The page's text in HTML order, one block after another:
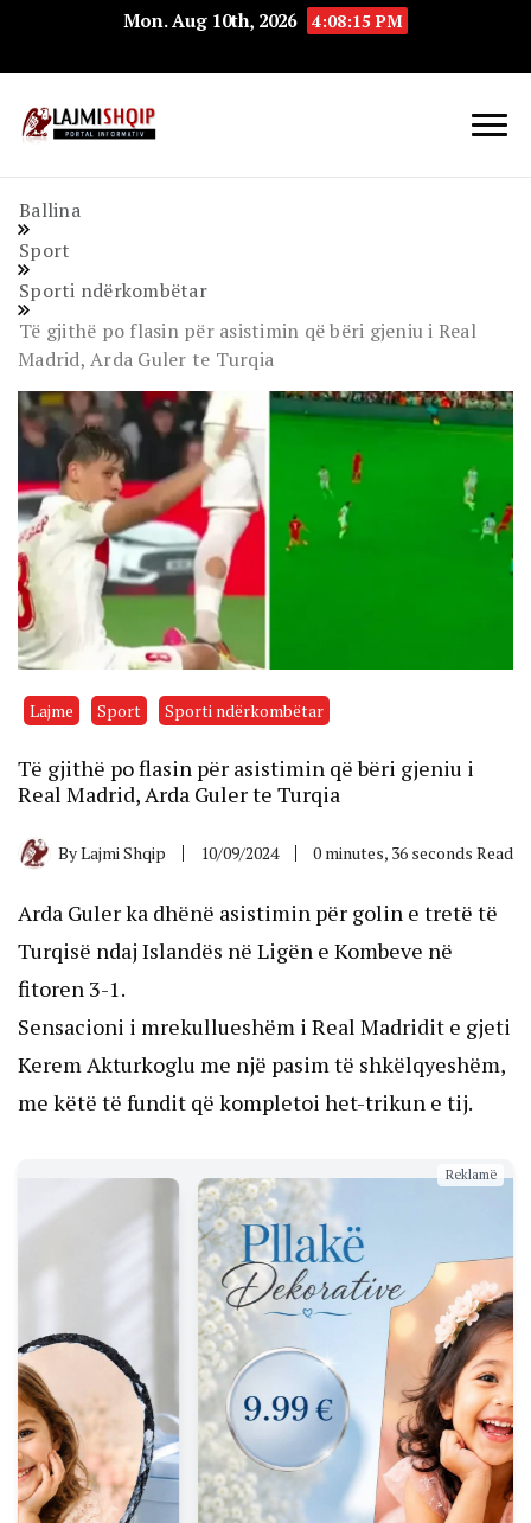
Mon. Aug 10th, 2026 4:08:16 PM
Ballina
Sport
Sporti ndërkombëtar
Të gjithë po flasin për asistimin që bëri gjeniu i Real
Madrid, Arda Guler te Turqia
Lajme Sport Sporti ndërkombëtar
Të gjithë po flasin për asistimin që bëri gjeniu i
Real Madrid, Arda Guler te Turqia
ByLajmi Shqip 10/09/2024 0 minutes, 36 seconds Read
Arda Guler ka dhënë asistimin për golin e tretë të
Turqisë ndaj Islandës në Ligën e Kombeve në
fitoren 3-1.
Sensacioni i mrekullueshëm i Real Madridit e gjeti
Kerem Akturkoglu me një pasim të shkëlqyeshëm,
me këtë të fundit që kompletoi het-trikun e tij.
Reklamë